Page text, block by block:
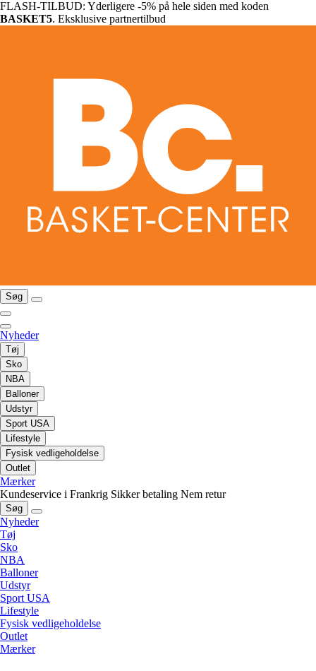
FLASH-TILBUD: Yderligere -5% på hele siden med koden
BASKET5. Eksklusive partnertilbud
Søg
Nyheder
Tøj
Sko
NBA
Balloner
Udstyr
Sport USA
Lifestyle
Fysisk vedligeholdelse
Outlet
Mærker
Kundeservice i Frankrig Sikker betaling Nem retur
Søg
Nyheder
Tøj
Sko
NBA
Balloner
Udstyr
Sport USA
Lifestyle
Fysisk vedligeholdelse
Outlet
Mærker